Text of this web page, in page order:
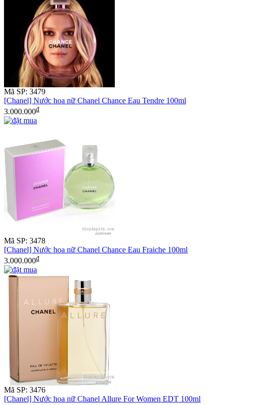
Mã SP: 3479
[Chanel] Nước hoa nữ Chanel Chance Eau Tendre 100ml
3.000.000đ
Mã SP: 3478
[Chanel] Nước hoa nữ Chanel Chance Eau Fraiche 100ml
3.000.000đ
Mã SP: 3476
[Chanel] Nước hoa nữ Chanel Allure For Women EDT 100ml